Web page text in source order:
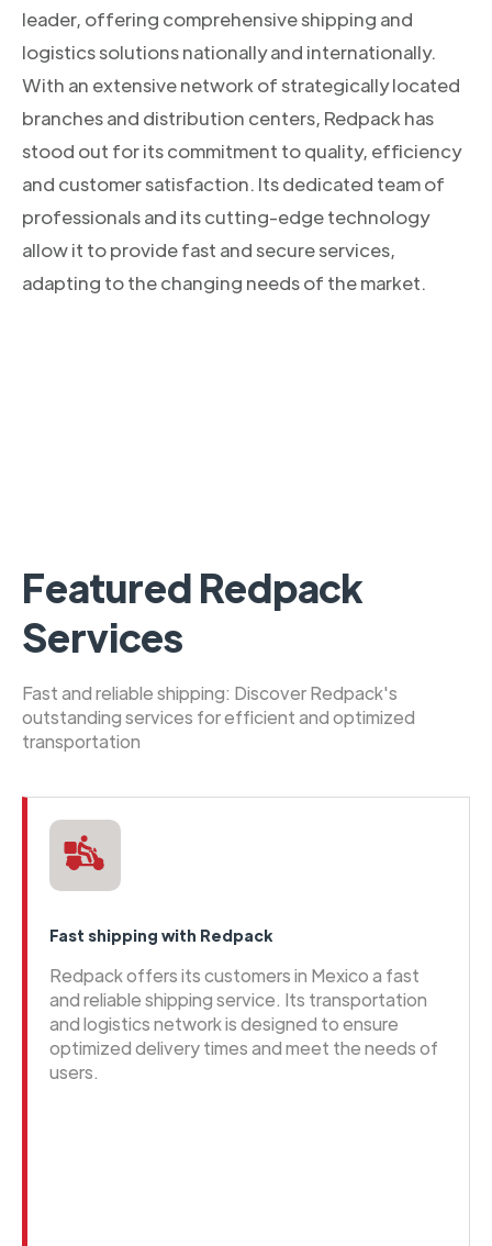
leader, offering comprehensive shipping and
logistics solutions nationally and internationally.
With an extensive network of strategically located
branches and distribution centers, Redpack has
stood out for its commitment to quality, efficiency
and customer satisfaction. Its dedicated team of
professionals and its cutting-edge technology
allow it to provide fast and secure services,
adapting to the changing needs of the market.
Featured Redpack
Services
Fast and reliable shipping: Discover Redpack's
outstanding services for efficient and optimized
transportation
Fast shipping with Redpack
Redpack offers its customers in Mexico a fast
and reliable shipping service. Its transportation
and logistics network is designed to ensure
optimized delivery times and meet the needs of
users.